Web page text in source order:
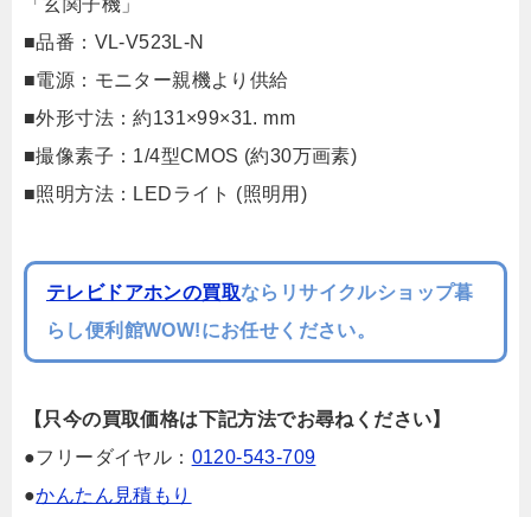
「玄関子機」
■品番：VL-V523L-N
■電源：モニター親機より供給
■外形寸法：約131×99×31. mm
■撮像素子：1/4型CMOS (約30万画素)
■照明方法：LEDライト (照明用)
テレビドアホンの買取ならリサイクルショップ暮
らし便利館WOW!にお任せください。
【只今の買取価格は下記方法でお尋ねください】
●フリーダイヤル： 0120-543-709
●かんたん見積もり